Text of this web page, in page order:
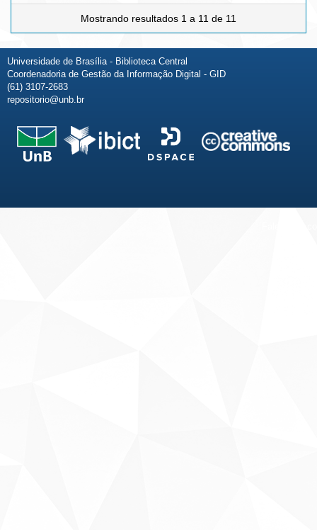
Mostrando resultados 1 a 11 de 11
Universidade de Brasília - Biblioteca Central
Coordenadoria de Gestão da Informação Digital - GID
(61) 3107-2683
repositorio@unb.br